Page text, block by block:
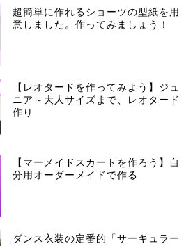
超簡単に作れるショーツの型紙を用
意しました。作ってみましょう！
【レオタードを作ってみよう】ジュ
ニア～大人サイズまで、レオタード
作り
【マーメイドスカートを作ろう】自
分用オーダーメイドで作る
ダンス衣装の定番的「サーキュラー